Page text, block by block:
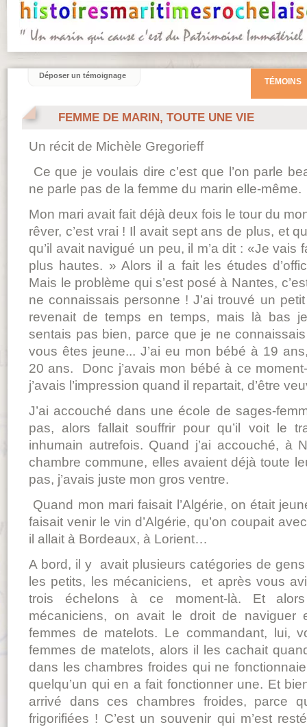
FEMME DE MARIN, TOUTE UNE VIE
Un récit de Michèle Gregorieff
Ce que je voulais dire c’est que l’on parle
ne parle pas de la femme du marin elle-même.
Mon mari avait fait déjà deux fois le tour du
rêver, c’est vrai ! Il avait sept ans de plus, et
qu’il avait navigué un peu, il m’a dit : «Je
plus hautes. » Alors il a fait les études
Mais le problème qui s’est posé à Nantes,
ne connaissais personne ! J’ai trouvé un
revenait de temps en temps, mais là bas
sentais pas bien, parce que je ne
vous êtes jeune... J’ai eu mon bébé à 19
20 ans. Donc j’avais mon bébé à ce
j’avais l’impression quand il repartait, d’être
J’ai accouché dans une école de sages-
pas, alors fallait souffrir pour qu’il voit le
inhumain autrefois. Quand j’ai accouché, à
chambre commune, elles avaient déjà toute
pas, j’avais juste mon gros ventre.
Quand mon mari faisait l’Algérie, on était
faisait venir le vin d’Algérie, qu’on coupait
il allait à Bordeaux, à Lorient…
A bord, il y avait plusieurs catégories de
les petits, les mécaniciens, et après vous
trois échelons à ce moment-là. Et
mécaniciens, on avait le droit de naviguer
femmes de matelots. Le commandant, lui,
femmes de matelots, alors il les cachait
dans les chambres froides qui ne
quelqu’un qui en a fait fonctionner une. Et
arrivé dans ces chambres froides, parce
frigorifiées ! C’est un souvenir qui m’est
TÉMOINS
Déposer un témoignage